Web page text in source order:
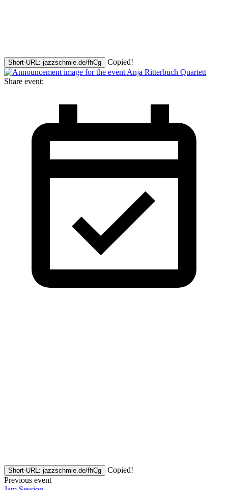
Short-URL: jazzschmie.de/fhCg Copied!
Share event:
Short-URL: jazzschmie.de/fhCg
Copied!
Previous event